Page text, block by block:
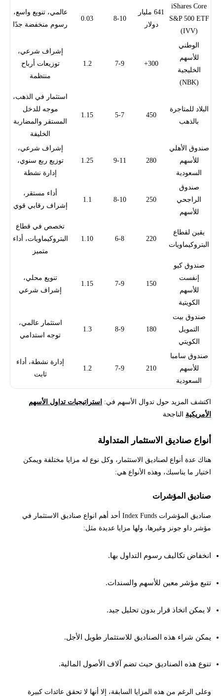
iShares Core
S&P 500 ETF
(IVV)
641 مليار
دولار
8-10
0.03
عالمي، تنويع واسع،
رسوم منخفضة جدًا
الوطني
للأسهم
الخليجية
(NBK)
300+
7-9
1.2
إشراف شرعي،
توزيعات أرباح
منتظمة
البلاد للمتاجرة
بالذهب
450
5-7
1.15
استثمار في الذهب،
موجه للدخل
المستقر والمضاربة
الخليفة
صندوق الأهلي
للأسهم
السعودية
280
9-11
1.25
إشراف شرعي،
توزيع ربع سنوي،
إدارة نشطة
صندوق
الراجحي
للأسهم
250
8-10
1.1
أداء مستقر،
إشراف رقابي قوي
يقين لقطاع
البتروكيماويات
220
6-8
1.10
تخصص في قطاع
البتروكيماويات، أداء
متميز
صندوق كيو
إنفست
للأسهم
الكويتية
150
7-9
1.15
تنويع محلي،
إشراف شرعي
صندوق بيت
التمويل
الكويتي
180
8-9
1.3
استثمار عالمي،
توجه استدامي
صندوق سامبا
للأسهم
السعودية
210
7-9
1.2
إدارة نشطة، أداء
ثابت
اكتشف المزيد حول تدوال الأسهم في: استراتيجيات تداول الأسهم
الأمريكية الناجحة
أنواع صناديق الاستثمار المتداولة
هناك عدة أنواع لصناديق الاستثمار، وكل نوع له مزايا مختلفة ويمكن
اختيار ما يناسبك، وهذه الأنواع هي:
صناديق المؤشرات
صناديق المؤشرات Index Funds أحد أهم انواع صناديق الاستثمار في
مؤشر داو جونز وغيرها، ولها مزايا عديدة مثل:
انخفاض تكاليف رسوم التداول بها.
تتبع مؤشر معين للأسهم والسندات.
لا يمكن اتخاذ قرار بدون تحليل جيد.
يمكن شراء هذه الصناديق للاستثمار طويل الأجل.
تنوع هذه الصناديق حيث تضم آلاف الأصول المالية.
وعلى الرغم من هذه المزايا السابقة، إلا أنها لا تحقق عائدات كبيرة